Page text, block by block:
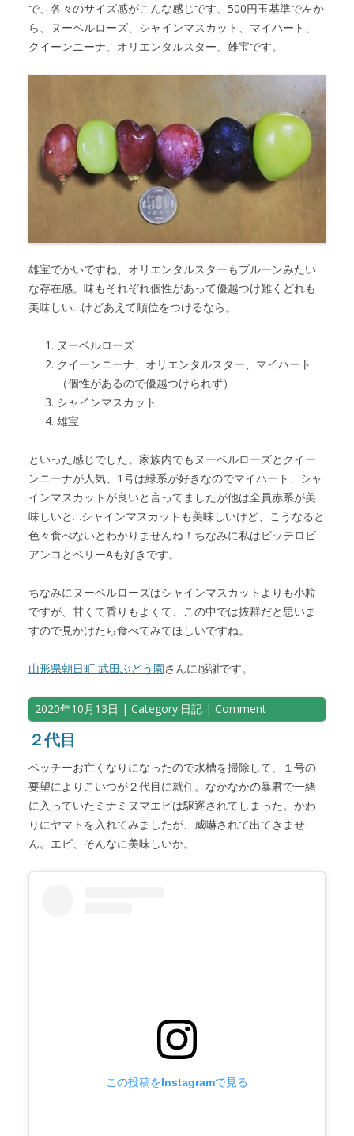
で、各々のサイズ感がこんな感じです、500円玉基準で左か
ら、ヌーベルローズ、シャインマスカット、マイハート、
クイーンニーナ、オリエンタルスター、雄宝です。
雄宝でかいですね、オリエンタルスターもプルーンみたい
な存在感。味もそれぞれ個性があって優越つけ難くどれも
美味しい…けどあえて順位をつけるなら。
ヌーベルローズ
クイーンニーナ、オリエンタルスター、マイハート
（個性があるので優越つけられず）
シャインマスカット
雄宝
といった感じでした。家族内でもヌーベルローズとクイー
ンニーナが人気、1号は緑系が好きなのでマイハート、シャ
インマスカットが良いと言ってましたが他は全員赤系が美
味しいと…シャインマスカットも美味しいけど、こうなると
色々食べないとわかりませんね！ちなみに私はピッテロビ
アンコとベリーAも好きです。
ちなみにヌーベルローズはシャインマスカットよりも小粒
ですが、甘くて香りもよくて、この中では抜群だと思いま
すので見かけたら食べてみてほしいですね。
山形県朝日町 武田ぶどう園さんに感謝です。
2020年10月13日 | Category:日記 | Comment
２代目
ベッチーお亡くなりになったので水槽を掃除して、１号の
要望によりこいつが２代目に就任。なかなかの暴君で一緒
に入っていたミナミヌマエビは駆逐されてしまった。かわ
りにヤマトを入れてみましたが、威嚇されて出てきませ
ん。エビ、そんなに美味しいか。
この投稿をInstagramで見る